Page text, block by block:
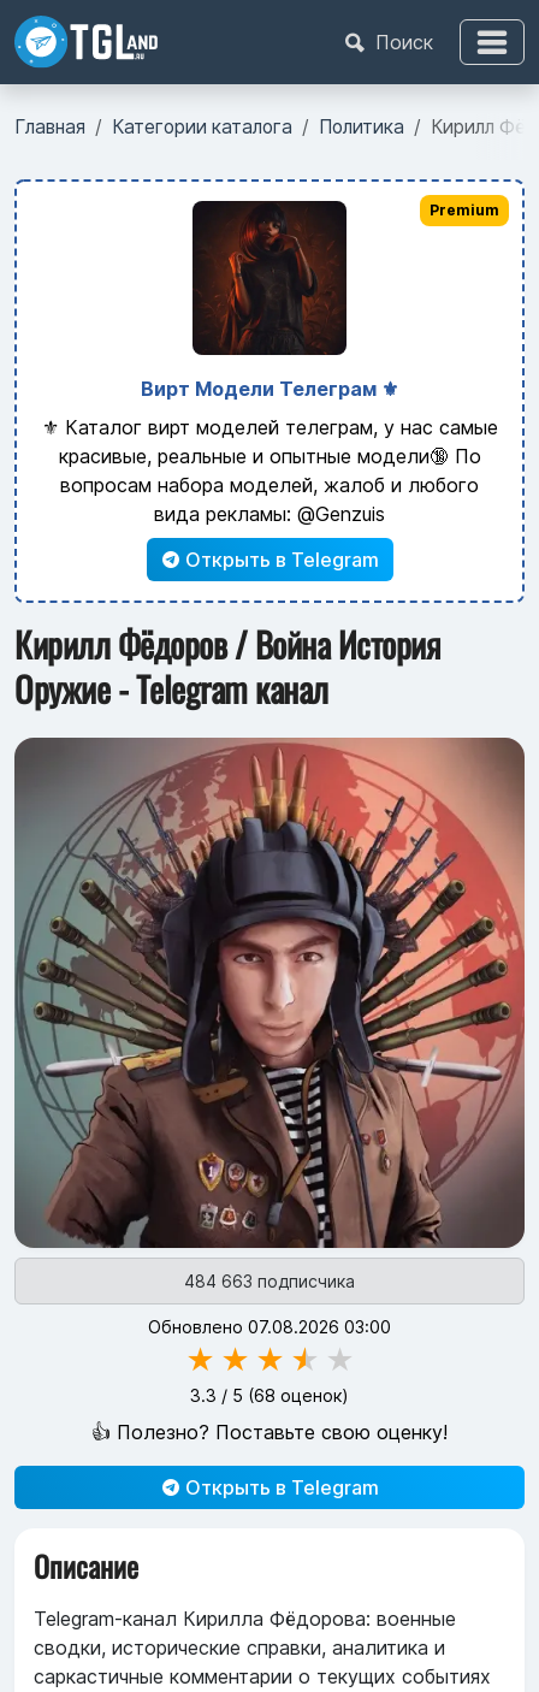
Поиск
Главная Категории каталога Политика Кирилл
Вирт Модели Телеграм ⚜️
⚜️ Каталог вирт моделей телеграм, у нас самые
красивые, реальные и опытные модели🔞 По
вопросам набора моделей, жалоб и любого
вида рекламы: @Genzuis
Открыть в Telegram
Premium
Кирилл Фёдоров / Война История
Оружие - Telegram канал
484 663 подписчика
Обновлено 07.08.2026 03:00
★ ★ ★ ★ ★
3.3 / 5 (68 оценок)
👍 Полезно? Поставьте свою оценку!
Открыть в Telegram
Описание
Telegram-канал Кирилла Фёдорова: военные
сводки, исторические справки, аналитика и
саркастичные комментарии о текущих событиях